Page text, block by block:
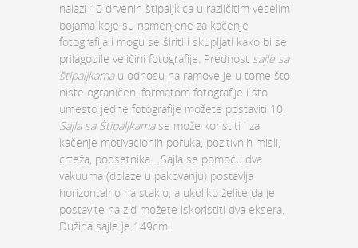
nalazi 10 drvenih štipaljkica u različitim veselim
bojama koje su namenjene za kačenje
fotografija i mogu se širiti i skupljati kako bi se
prilagodile veličini fotografije. Prednost sajle sa
štipaljkamau odnosu na ramove je u tome što
niste ograničeni formatom fotografije i što
umesto jedne fotografije možete postaviti 10.
Sajla sa Štipaljkamase može koristiti i za
kačenje motivacionih poruka, pozitivnih misli,
crteža, podsetnika... Sajla se pomoću dva
vakuuma (dolaze u pakovanju) postavlja
horizontalno na staklo, a ukoliko želite da je
postavite na zid možete iskoristiti dva eksera.
Dužina sajle je 149cm.